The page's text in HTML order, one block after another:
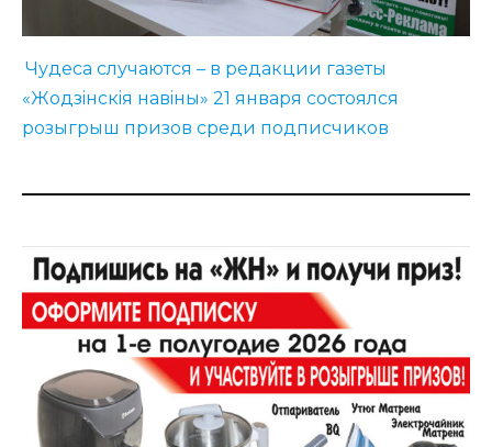
Чудеса случаются – в редакции газеты
«Жодзiнскiя навiны» 21 января состоялся
розыгрыш призов среди подписчиков